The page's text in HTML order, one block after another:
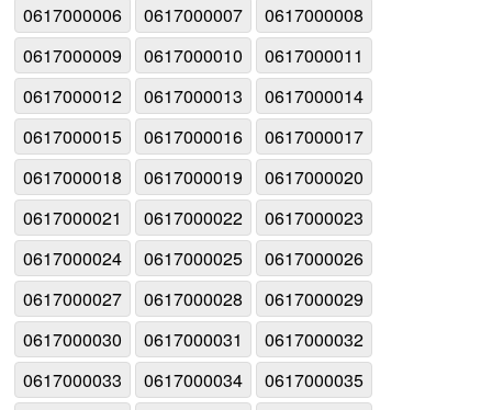
0617000006
0617000007
0617000008
0617000009
0617000010
0617000011
0617000012
0617000013
0617000014
0617000015
0617000016
0617000017
0617000018
0617000019
0617000020
0617000021
0617000022
0617000023
0617000024
0617000025
0617000026
0617000027
0617000028
0617000029
0617000030
0617000031
0617000032
0617000033
0617000034
0617000035